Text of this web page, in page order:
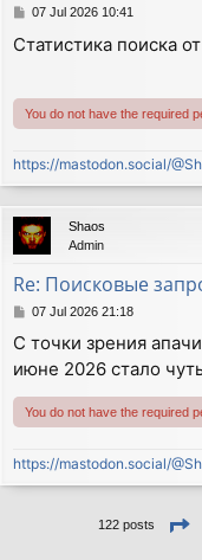
P
s
07 Jul 2026 10:41
Статистика поиска
You do not have the required
https://mastodon.social/
Shaos
Admin
Re: Поисковые
P
t
07 Jul 2026 21:18
С точки зрения
июне 2026 стало
You do not have the required
https://mastodon.social/
122 posts